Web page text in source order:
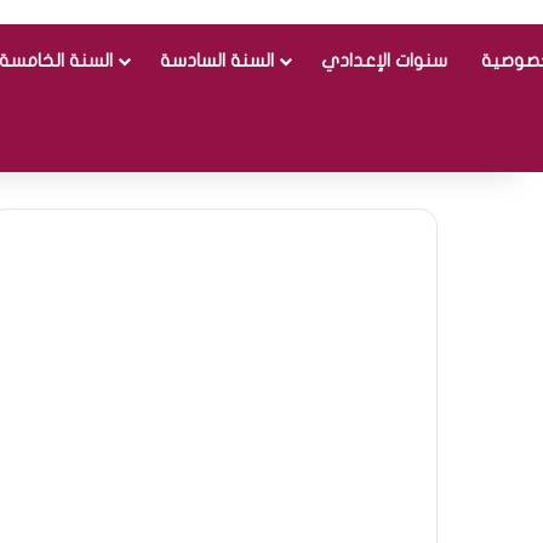
السنة الخامسة السنة السادسة سنوات الإعدادي